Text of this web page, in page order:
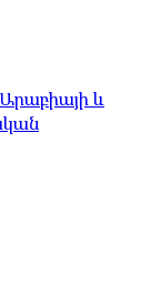
Արաբիայի և